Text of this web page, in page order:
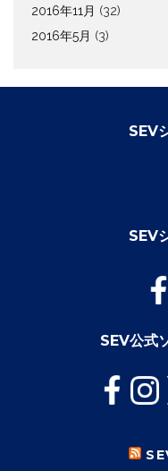
2016年11月 (32)
2016年5月 (3)
SEV
SEV
SEV公式